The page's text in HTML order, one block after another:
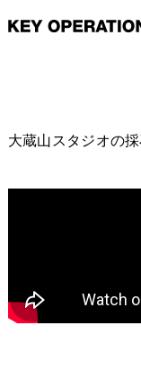
大蔵山スタジオの